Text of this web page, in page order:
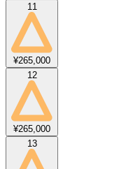
11
¥265,000
12
¥265,000
13